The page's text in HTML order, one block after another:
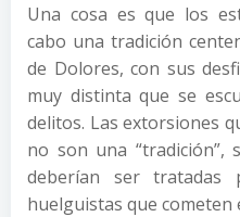
Una cosa es que los
cabo una tradición
de Dolores, con sus
muy distinta que se
delitos. Las extorsiones
no son una “tradición”,
deberían ser tratadas
huelguistas que